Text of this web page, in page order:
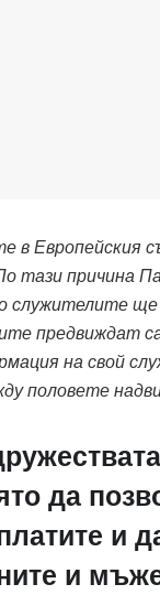
Европейския
тази причина
служителите
предвиждат
на свой
половете
да
и
и